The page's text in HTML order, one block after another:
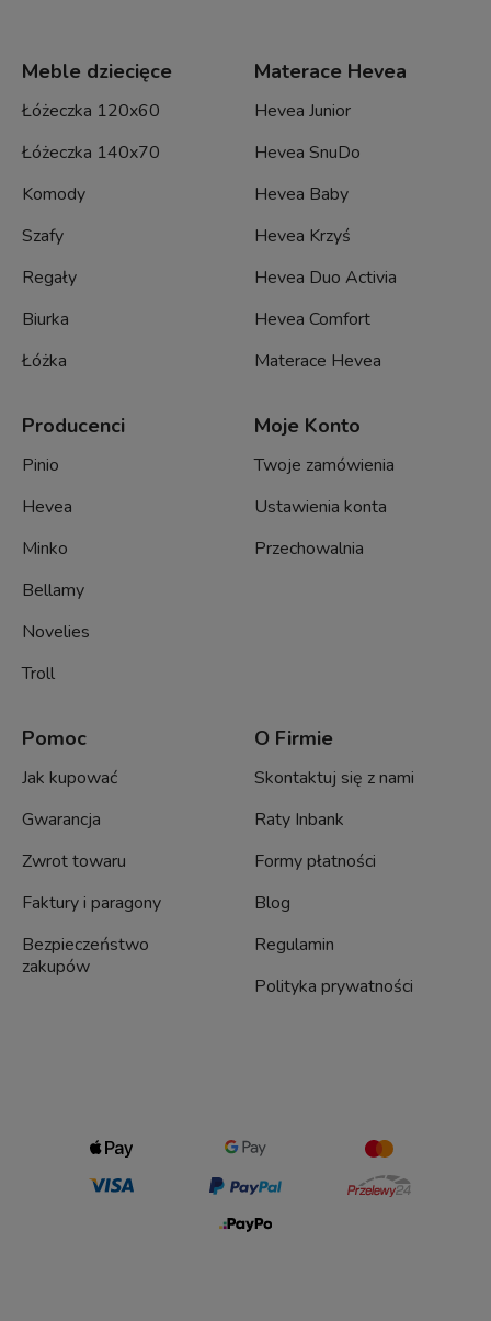
Meble dziecięce
Łóżeczka 120x60
Łóżeczka 140x70
Komody
Szafy
Regały
Biurka
Łóżka
Materace Hevea
Hevea Junior
Hevea SnuDo
Hevea Baby
Hevea Krzyś
Hevea Duo Activia
Hevea Comfort
Materace Hevea
Producenci
Pinio
Hevea
Minko
Bellamy
Novelies
Troll
Moje Konto
Twoje zamówienia
Ustawienia konta
Przechowalnia
Pomoc
Jak kupować
Gwarancja
Zwrot towaru
Faktury i paragony
Bezpieczeństwo
zakupów
O Firmie
Skontaktuj się z nami
Raty Inbank
Formy płatności
Blog
Regulamin
Polityka prywatności